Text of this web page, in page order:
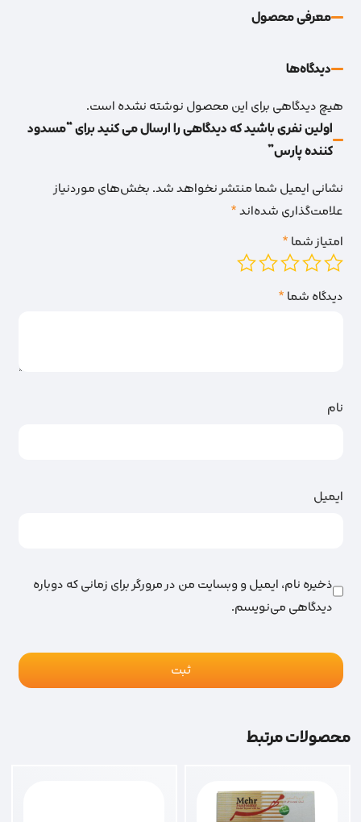
معرفی محصول
دیدگاه‌‌ها
هیچ دیدگاهی برای این محصول نوشته نشده است.
اولین نفری باشید که دیدگاهی را ارسال می کنید برای “مسدود
کننده پارس”
نشانی ایمیل شما منتشر نخواهد شد.بخش‌های موردنیاز
علامت‌گذاری شده‌اند*
امتیاز شما*
دیدگاه شما*
نام
ایمیل
ذخیره نام، ایمیل و وبسایت من در مرورگر برای زمانی که دوباره
دیدگاهی می‌نویسم.
محصولات مرتبط